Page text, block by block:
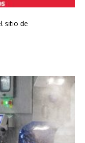
sitio de